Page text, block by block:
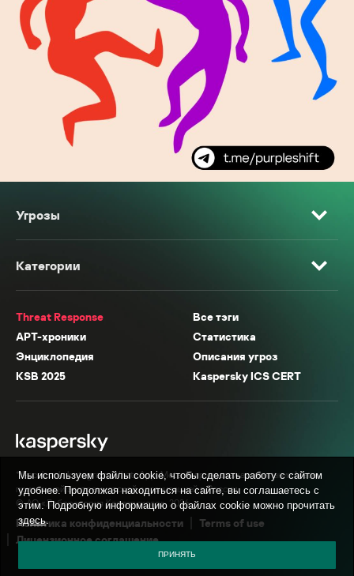
Угрозы
Категории
Threat Response
Все тэги
APT-хроники
Статистика
Энциклопедия
Описания угроз
KSB 2025
Kaspersky ICS CERT
* Facebook, Instagram, WhatsApp, Meta AI принадлежат компании Meta,
признанной экстремистской организацией в России.
© АО «Лаборатория Касперского», 2026.
Политика конфиденциальности
Terms of use
Лицензионное соглашение
Мы используем файлы cookie, чтобы сделать работу с сайтом
удобнее. Продолжая находиться на сайте, вы соглашаетесь с
этим. Подробную информацию о файлах cookie можно прочитать
здесь.
ПРИНЯТЬ